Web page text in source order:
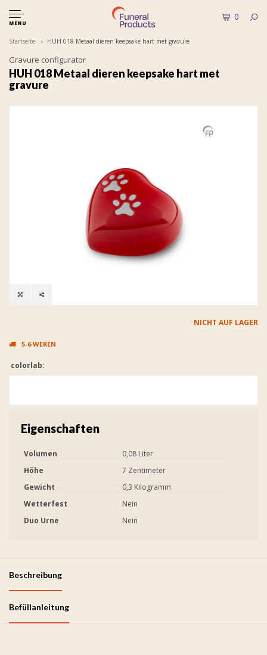
MENU
0
Startseite HUH 018 Metaal dieren keepsake hart met gravure
Gravure configurator
HUH 018 Metaal dieren keepsake hart met
gravure
NICHT AUF LAGER
5-6 WEKEN
colorlab:
Eigenschaften
Volumen
0,08 Liter
Höhe
7 Zentimeter
Gewicht
0,3 Kilogramm
Wetterfest
Nein
Duo Urne
Nein
Beschreibung
Befüllanleitung